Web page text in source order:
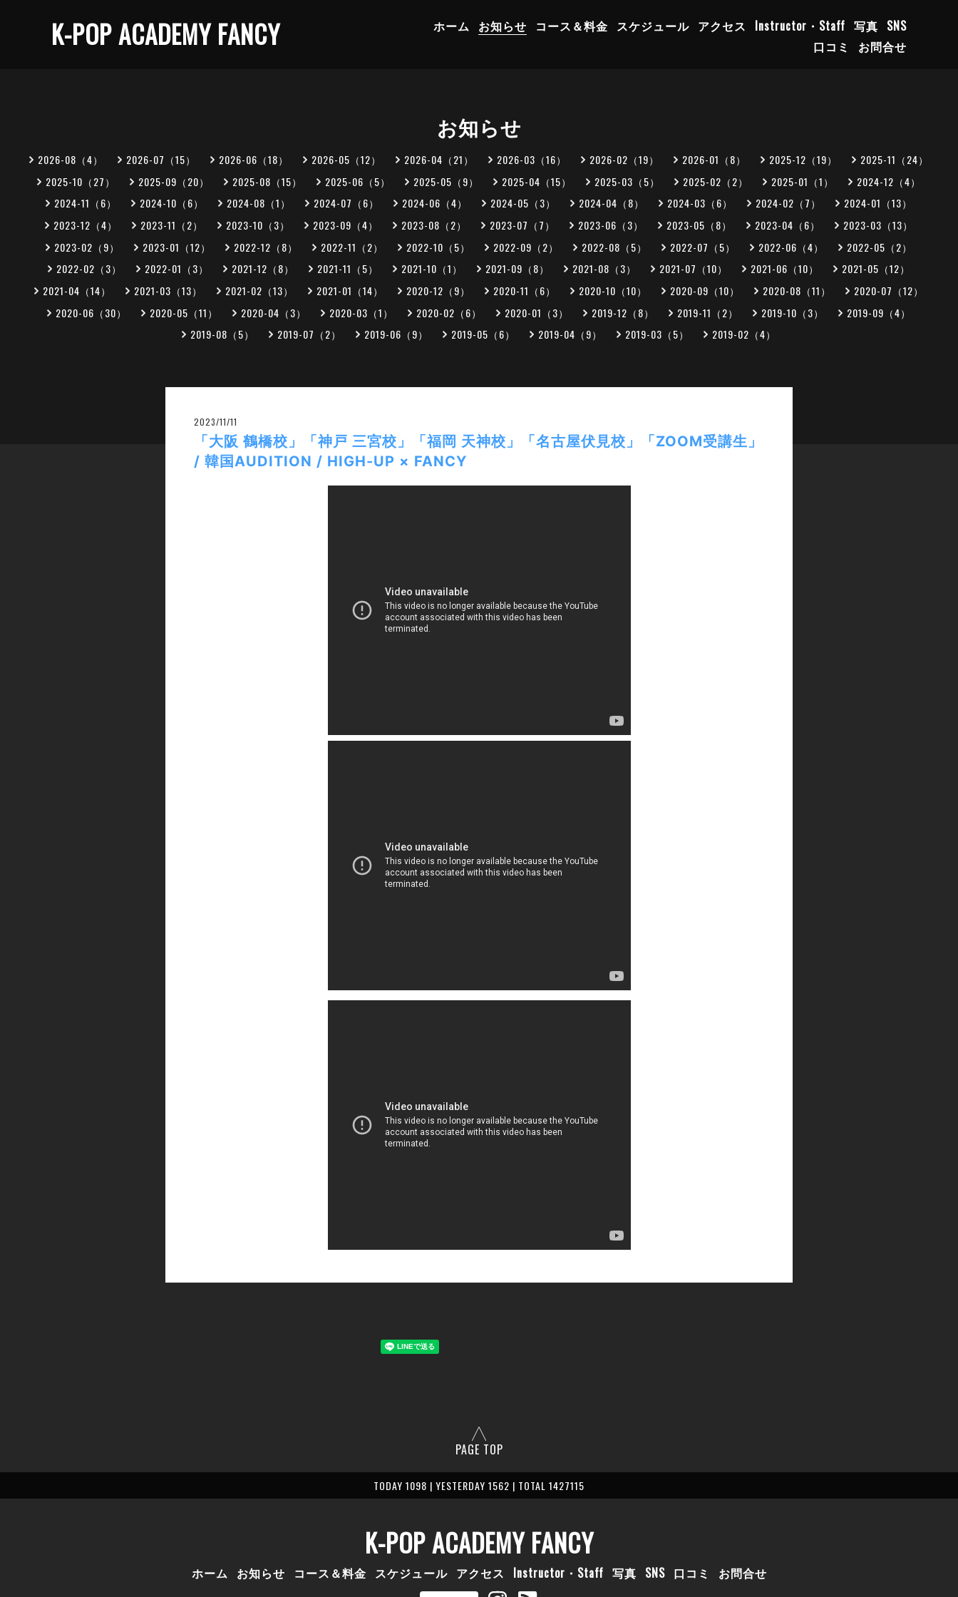
K-POP ACADEMY FANCY ホーム お知らせ コース＆料金 スケジュール アクセス Instructor・Staff 写真 SNS
口コミ
お問合せ
お知らせ
2026-08（4） 2026-07（15） 2026-06（18） 2026-05（12） 2026-04（21） 2026-03（16） 2026-02（19） 2026-01（8） 2025-12（19）
2025-11（24）
2025-10（27）
2025-09（20） 2025-08（15） 2025-06（5） 2025-05（9） 2025-04（15） 2025-03（5） 2025-02（2） 2025-01（1）
2024-12（4）
2024-11（6）
2024-10（6） 2024-08（1） 2024-07（6） 2024-06（4） 2024-05（3） 2024-04（8） 2024-03（6） 2024-02（7）
2024-01（13）
2023-12（4）
2023-11（2） 2023-10（3） 2023-09（4） 2023-08（2） 2023-07（7） 2023-06（3） 2023-05（8） 2023-04（6）
2023-03（13）
2023-02（9）
2023-01（12） 2022-12（8） 2022-11（2） 2022-10（5） 2022-09（2） 2022-08（5） 2022-07（5） 2022-06（4）
2022-05（2）
2022-02（3）
2022-01（3） 2021-12（8） 2021-11（5） 2021-10（1） 2021-09（8） 2021-08（3） 2021-07（10） 2021-06（10）
2021-05（12）
2021-04（14）
2021-03（13） 2021-02（13） 2021-01（14） 2020-12（9） 2020-11（6） 2020-10（10） 2020-09（10） 2020-08（11）
2020-07（12）
2020-06（30）
2020-05（11） 2020-04（3） 2020-03（1） 2020-02（6） 2020-01（3） 2019-12（8） 2019-11（2） 2019-10（3）
2019-09（4）
2019-08（5）
2019-07（2） 2019-06（9） 2019-05（6） 2019-04（9） 2019-03（5） 2019-02（4）
2023/11/11
「大阪 鶴橋校」「神戸 三宮校」「福岡 天神校」「名古屋伏見校」「ZOOM受講生」
/ 韓国AUDITION / HIGH-UP × FANCY
PAGE TOP
TODAY 1098 | YESTERDAY 1562 | TOTAL 1427115
K-POP ACADEMY FANCY
ホーム お知らせ コース＆料金 スケジュール アクセス Instructor・Staff 写真 SNS 口コミ お問合せ